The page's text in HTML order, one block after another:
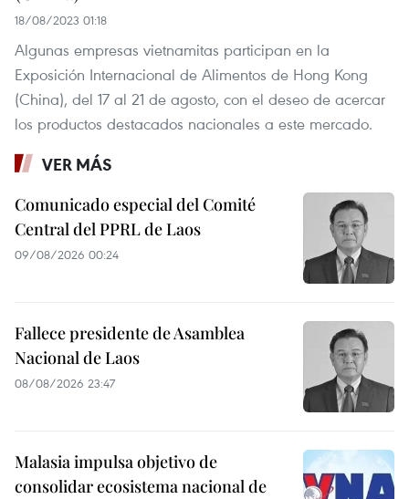
18/08/2023 01:18
Algunas empresas vietnamitas participan en la
Exposición Internacional de Alimentos de Hong Kong
(China), del 17 al 21 de agosto, con el deseo de acercar
los productos destacados nacionales a este mercado.
VER MÁS
Comunicado especial del Comité
Central del PPRL de Laos
09/08/2026 00:24
Fallece presidente de Asamblea
Nacional de Laos
08/08/2026 23:47
Malasia impulsa objetivo de
consolidar ecosistema nacional de